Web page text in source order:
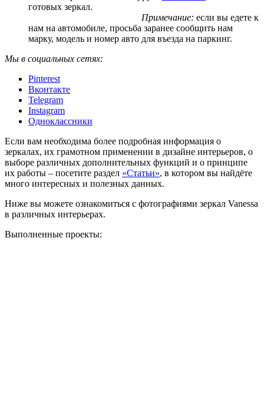
готовых зеркал.
Примечание: если вы едете к
нам на автомобиле, просьба заранее сообщить нам
марку, модель и номер авто для въезда на паркинг.
Мы в социальных сетях:
Pinterest
Вконтакте
Telegram
Instagram
Одноклассники
Если вам необходима более подробная информация о
зеркалах, их грамотном применении в дизайне интерьеров, о
выборе различных дополнительных функций и о принципе
их работы – посетите раздел «Статьи», в котором вы найдёте
много интересных и полезных данных.
Ниже вы можете ознакомиться с фотографиями зеркал Vanessa
в различных интерьерах.
Выполненные проекты: